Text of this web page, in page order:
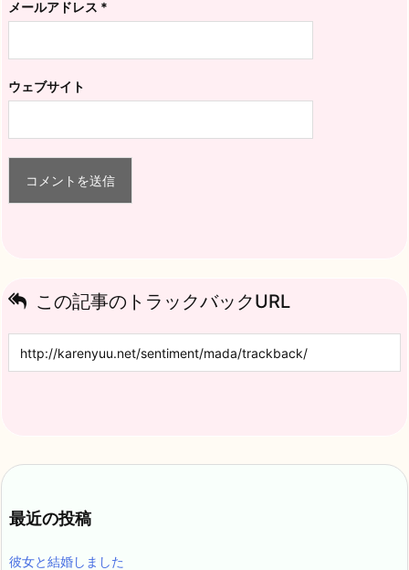
メールアドレス *
ウェブサイト
この記事のトラックバックURL
最近の投稿
彼女と結婚しました